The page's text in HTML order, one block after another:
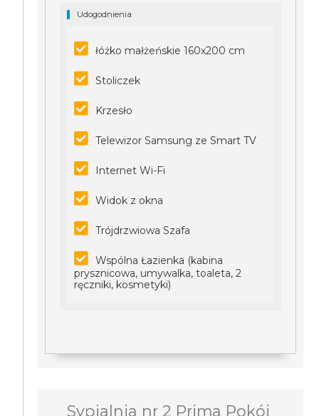
Udogodnienia
łóżko małżeńskie 160x200 cm
Stoliczek
Krzesło
Telewizor Samsung ze Smart TV
Internet Wi-Fi
Widok z okna
Trójdrzwiowa Szafa
Wspólna Łazienka (kabina
prysznicowa, umywalka, toaleta, 2
ręczniki, kosmetyki)
Sypialnia nr 2 Prima Pokój